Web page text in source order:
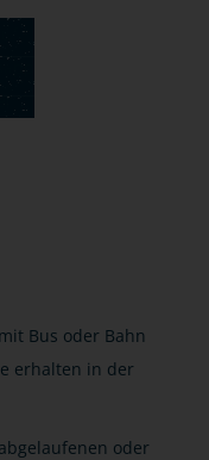
Bus oder Bahn
erhalten in der
oder